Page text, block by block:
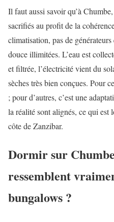
Il faut aussi savoir qu’à
sacrifiés au profit de la
climatisation, pas de
douce illimitées. L’eau est
et filtrée, l’électricité vient du
sèches très bien conçues. Pour
; pour d’autres, c’est une
la réalité sont alignés, ce qui est
côte de Zanzibar.
Dormir sur
ressemblent
bungalows ?